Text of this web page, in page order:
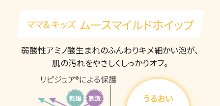
ママ＆キッズ ムースマイルドホイップ
弱酸性アミノ酸生まれのふんわりキメ細かい泡が、
肌の汚れをやさしくしっかりオフ。